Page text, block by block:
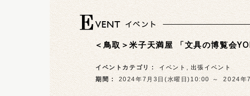
＜鳥取＞米子天満屋 「文具の博覧会
イベントカテゴリ : イベント,出張イベント
期間 : 2024年7月3日(水曜日)10:00 ～ 2024年